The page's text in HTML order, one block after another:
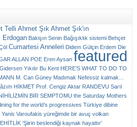
Telli Ahmet Şık Ahmet Şık'ın
Erdogan Bakişın Senin Bağışıklık sistemi Behçet
Cumartesi Anneleri Didem Gülçin Erdem Die
ALLAN POE Eren Aysan featured
Gidersen Yıkılır Bu Kent HERE’S WHAT TO DO TO
M. Can Güney Madımak Nefessiz kalmak…
HİKMET Prof. Cengiz Aktar RANDEVU Sarıl
BİR SEMPTOMU the Saturday Mothers
for the world’s progressives Türkiye dibine
Yanis Varoufakis yüreğimde bir avuç volkan
‘Şiirin beslendiği kaynak hayattır’